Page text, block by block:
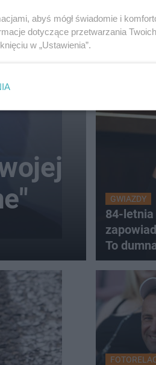
GWIAZDY
84-
To
abyś mógł świadomie i
dotyczące przetwarzania
w „Ustawienia”.